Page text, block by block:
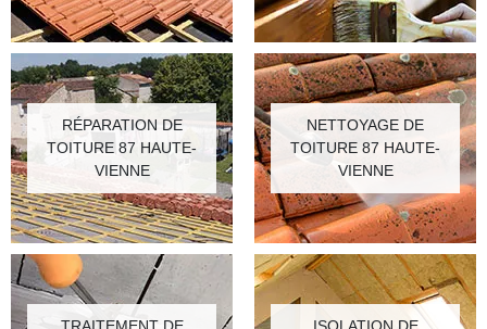
RÉPARATION DE
TOITURE 87 HAUTE-
VIENNE
NETTOYAGE DE
TOITURE 87 HAUTE-
VIENNE